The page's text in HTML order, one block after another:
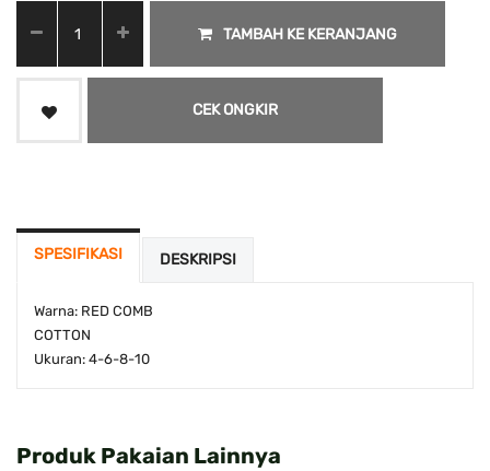
TAMBAH KE KERANJANG
CEK ONGKIR
SPESIFIKASI DESKRIPSI
Warna: RED COMB
COTTON
Ukuran: 4-6-8-10
Produk Pakaian Lainnya